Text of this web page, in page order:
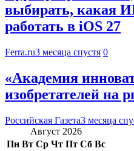
выбирать, какая
работать в iOS 27
Ferra.ru3 месяца спустя 0
«Академия
изобретателей на
Российская Газета3 месяца
Август 2026
Пн Вт Ср Чт Пт Сб Вс